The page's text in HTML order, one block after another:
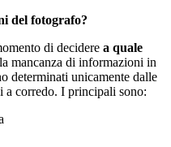
del fotografo?
di decidere a quale
mancanza di informazioni in
determinati unicamente dalle
a corredo. I principali sono: